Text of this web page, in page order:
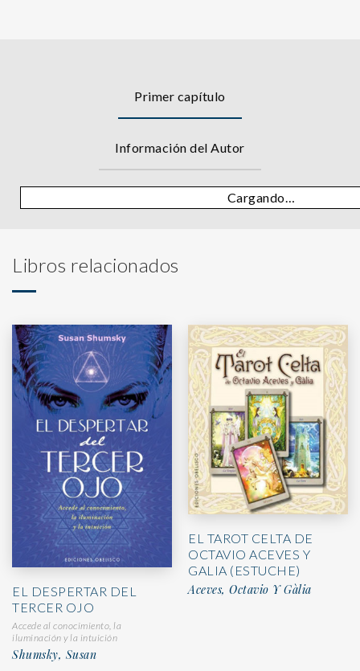
Primer capítulo
Información del Autor
Cargando…
Libros relacionados
EL DESPERTAR DEL
TERCER OJO
Accede al conocimiento, la
iluminación y la intuición
Shumsky, Susan
EL TAROT CELTA DE
OCTAVIO ACEVES Y
GALIA (ESTUCHE)
Aceves, Octavio Y Gàlia